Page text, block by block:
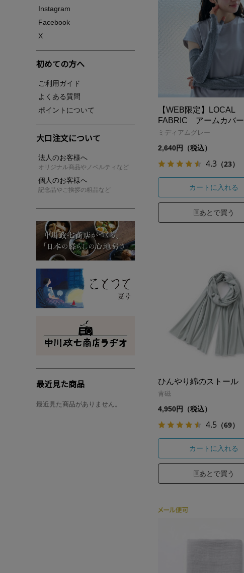
Instagram
Facebook
X
初めての方へ
ご利用ガイド
よくある質問
ポイントについて
大口注文について
法人のお客様へ
オリジナル商品やノベルティなど
個人のお客様へ
記念品やご挨拶の粗品など
最近見た商品
最近見た商品がありません。
【WEB限定】LOCAL
FABRIC アームカバー
ミディアムグレー
2,640円（税込）
4.3 （23）
カートに入れる
あとで買う
ひんやり綿のストール
青磁
4,950円（税込）
4.5 （69）
カートに入れる
あとで買う